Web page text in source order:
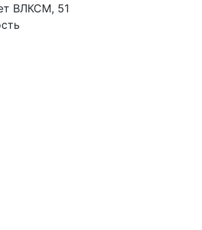
ВЛКСМ, 51